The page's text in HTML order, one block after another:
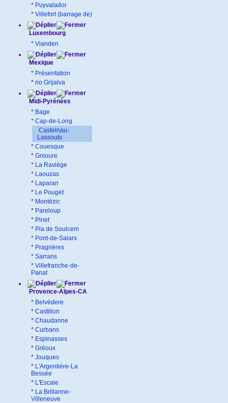
* Puyvalador
* Villefort (barrage de)
Luxembourg
* Vianden
Mexique
* Présentation
* rio Grijalva
Midi-Pyrénées
* Bage
* Cap-de-Long
Castelnau-
Lassouts
* Couesque
* Gnioure
* La Raviège
* Laouzas
* Laparan
* Le Pouget
* Montézic
* Pareloup
* Pinet
* Pla de Soulcem
* Pont-de-Salars
* Pragnères
* Sarrans
* Villefranche-de-
Panat
Provence-Alpes-CA
* Belvédere
* Castillon
* Chaudanne
* Curbans
* Espinasses
* Gréoux
* Jouques
* L'Argentière-La
Bessée
* L'Escale
* La Brillanne-
Villeneuve